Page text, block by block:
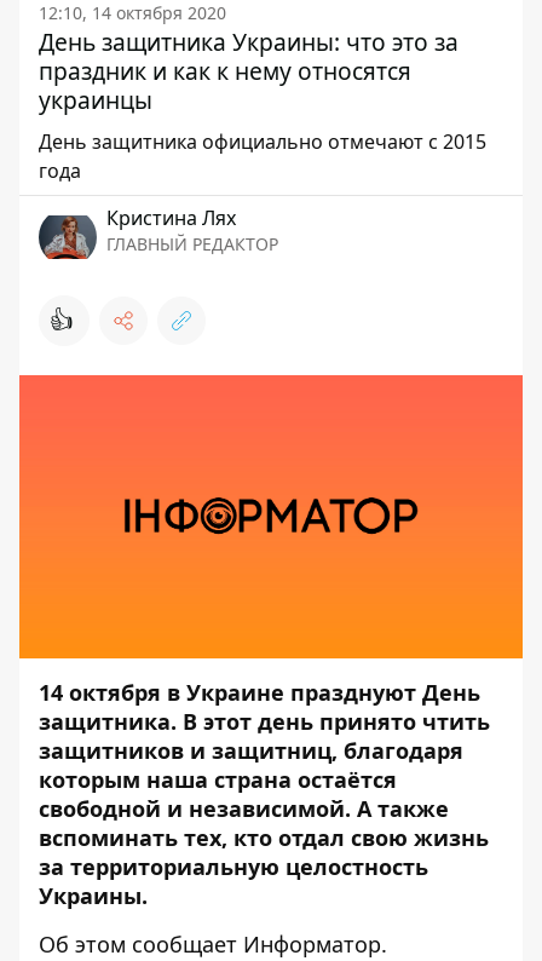
12:10, 14 октября 2020
День защитника Украины: что это за
праздник и как к нему относятся
украинцы
День защитника официально отмечают с 2015
года
Кристина Лях
ГЛАВНЫЙ РЕДАКТОР
👍
14 октября в Украине празднуют День
защитника. В этот день принято чтить
защитников и защитниц, благодаря
которым наша страна остаётся
свободной и независимой. А также
вспоминать тех, кто отдал свою жизнь
за территориальную целостность
Украины.
Об этом сообщает Информатор.